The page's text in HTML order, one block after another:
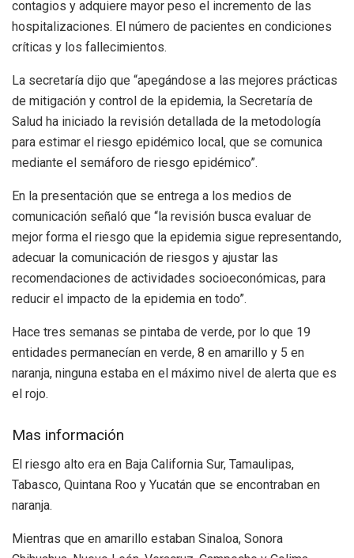
contagios y adquiere mayor peso el incremento de las
hospitalizaciones. El número de pacientes en condiciones
críticas y los fallecimientos.
La secretaría dijo que “apegándose a las mejores prácticas
de mitigación y control de la epidemia, la Secretaría de
Salud ha iniciado la revisión detallada de la metodología
para estimar el riesgo epidémico local, que se comunica
mediante el semáforo de riesgo epidémico”.
En la presentación que se entrega a los medios de
comunicación señaló que “la revisión busca evaluar de
mejor forma el riesgo que la epidemia sigue representando,
adecuar la comunicación de riesgos y ajustar las
recomendaciones de actividades socioeconómicas, para
reducir el impacto de la epidemia en todo”.
Hace tres semanas se pintaba de verde, por lo que 19
entidades permanecían en verde, 8 en amarillo y 5 en
naranja, ninguna estaba en el máximo nivel de alerta que es
el rojo.
Mas información
El riesgo alto era en Baja California Sur, Tamaulipas,
Tabasco, Quintana Roo y Yucatán que se encontraban en
naranja.
Mientras que en amarillo estaban Sinaloa, Sonora